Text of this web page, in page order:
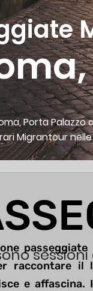
Porta
Migrantour
raccontare
e